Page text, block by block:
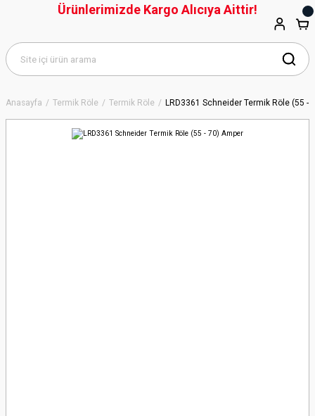
Anasayfa Termik Röle Termik Röle LRD3361 Schneider Termik Röle (55 -
Ürünlerimizde Kargo Alıcıya Aittir!